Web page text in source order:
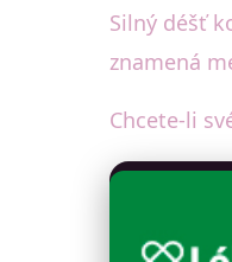
Silný déšť
znamená
Chcete-li